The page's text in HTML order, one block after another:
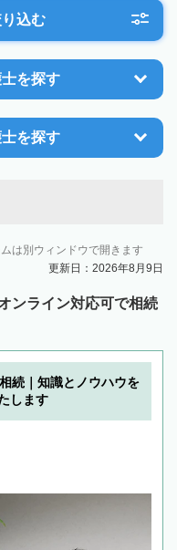
込む
を探す
を探す
は別ウィンドウで開きます
更新日：2026年8月9日
ンライン対応可で相続
続｜知識とノウハウを
します